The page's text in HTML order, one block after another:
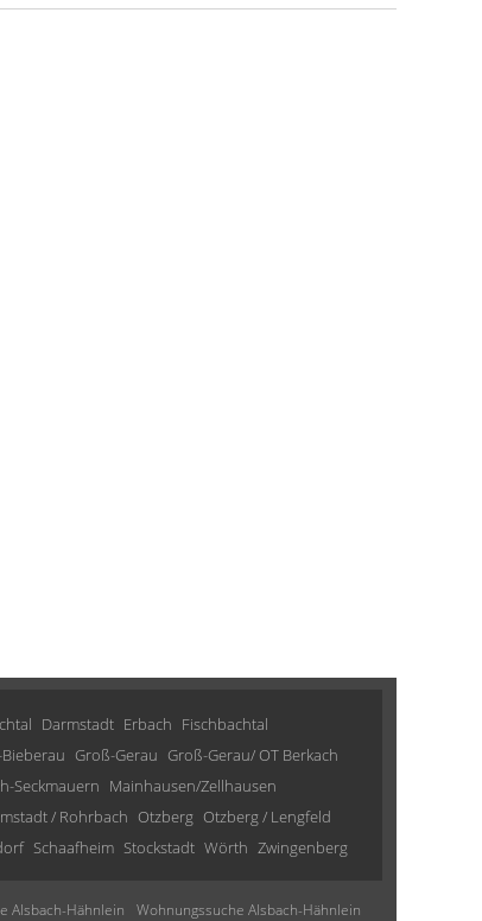
Darmstadt Erbach Fischbachtal
Groß-Gerau Groß-Gerau/ OT Berkach
Seckmauern Mainhausen/Zellhausen
/ Rohrbach Otzberg Otzberg / Lengfeld
Schaafheim Stockstadt Wörth Zwingenberg
Alsbach-Hähnlein
Wohnungssuche Alsbach-Hähnlein